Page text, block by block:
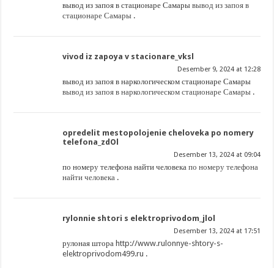
вывод из запоя в стационаре Самарывывод из запоя в
стационаре Самары .
vivod iz zapoya v stacionare_vksl
Desember 9, 2024 at 12:28
вывод из запоя в наркологическом стационаре Самары
вывод из запоя в наркологическом стационаре Самары .
opredelit mestopolojenie cheloveka po nomery
telefona_zdOl
Desember 13, 2024 at 09:04
по номеру телефона найти человекапо номеру телефона
найти человека .
rylonnie shtori s elektroprivodom_jlol
Desember 13, 2024 at 17:51
рулоная штора http://www.rulonnye-shtory-s-
elektroprivodom499.ru .